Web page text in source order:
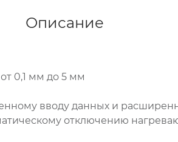
Описание
0,1 мм до 5 мм
вводу данных и
отключению